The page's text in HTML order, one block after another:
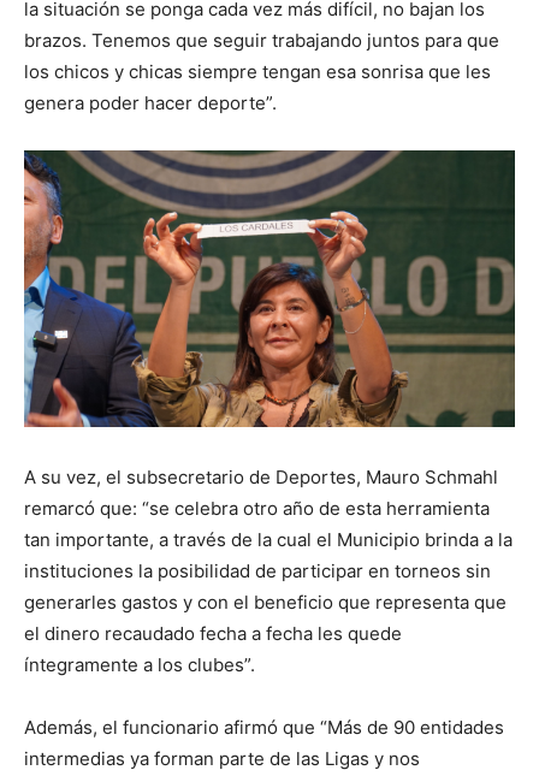
la situación se ponga cada vez más difícil, no bajan los
brazos. Tenemos que seguir trabajando juntos para que
los chicos y chicas siempre tengan esa sonrisa que les
genera poder hacer deporte”.
A su vez, el subsecretario de Deportes, Mauro Schmahl
remarcó que: “se celebra otro año de esta herramienta
tan importante, a través de la cual el Municipio brinda a la
instituciones la posibilidad de participar en torneos sin
generarles gastos y con el beneficio que representa que
el dinero recaudado fecha a fecha les quede
íntegramente a los clubes”.
Además, el funcionario afirmó que “Más de 90 entidades
intermedias ya forman parte de las Ligas y nos